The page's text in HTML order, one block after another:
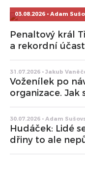
03.08.2026 • Adam
Penaltový král
a rekordní účast
31.07.2026 • Jakub
Voženílek po
organizace. Jak
30.07.2026 • Adam
Hudáček: Lidé
dřiny to ale